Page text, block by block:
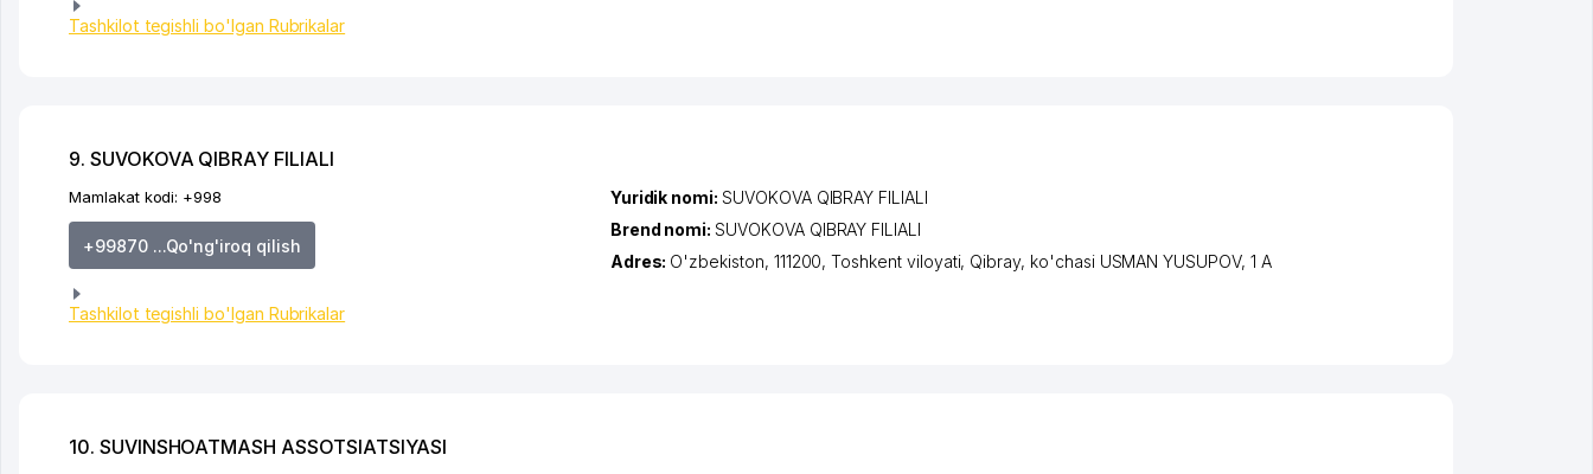
Tashkilot tegishli bo'lgan Rubrikalar
9. SUVOKOVA QIBRAY FILIALI
Mamlakat kodi: +998
+99870 ...Qo'ng'iroq qilish
Tashkilot tegishli bo'lgan Rubrikalar
Yuridik nomi:SUVOKOVA QIBRAY FILIALI
Brend nomi:SUVOKOVA QIBRAY FILIALI
Adres: O'zbekiston, 111200,Toshkent viloyati, Qibray, ko'chasi USMAN YUSUPOV, 1 А
10. SUVINSHOATMASH ASSOTSIATSIYASI